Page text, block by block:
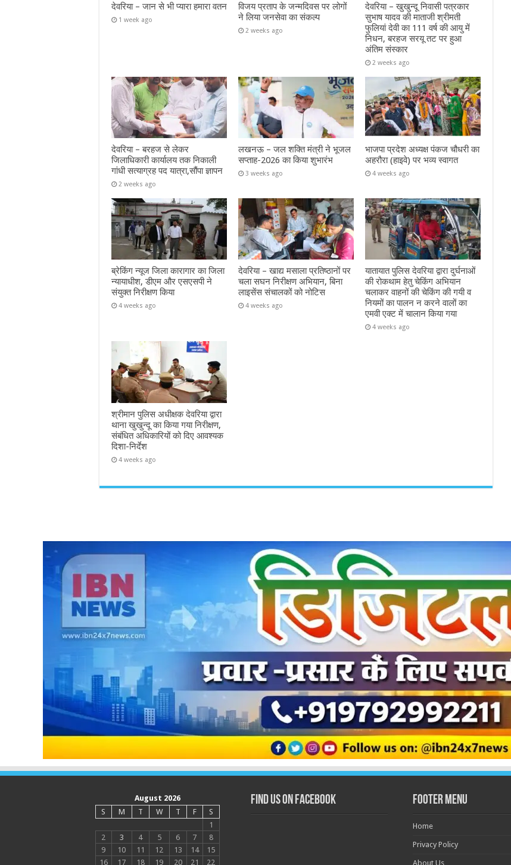
देवरिया – जान से भी प्यारा हमारा वतन
1 week ago
विजय प्रताप के जन्मदिवस पर लोगों
ने लिया जनसेवा का संकल्प
2 weeks ago
देवरिया – खुखुन्दू निवासी पत्रकार
सुभाष यादव की माताजी श्रीमती
फुलियां देवी का 111 वर्ष की आयु में
निधन, बरहज सरयू तट पर हुआ
अंतिम संस्कार
2 weeks ago
देवरिया – बरहज से लेकर
जिलाधिकारी कार्यालय तक निकाली
गांधी सत्याग्रह पद यात्रा,सौंपा ज्ञापन
2 weeks ago
लखनऊ – जल शक्ति मंत्री ने भूजल
सप्ताह-2026 का किया शुभारंभ
3 weeks ago
भाजपा प्रदेश अध्यक्ष पंकज चौधरी का
अहरौरा (हाइवे) पर भव्य स्वागत
4 weeks ago
ब्रेकिंग न्यूज जिला कारागार का जिला
न्यायाधीश, डीएम और एसएसपी ने
संयुक्त निरीक्षण किया
4 weeks ago
देवरिया – खाद्य मसाला प्रतिष्ठानों पर
चला सघन निरीक्षण अभियान, बिना
लाइसेंस संचालकों को नोटिस
4 weeks ago
यातायात पुलिस देवरिया द्वारा दुर्घनाओं
की रोकथाम हेतु चेकिंग अभियान
चलाकर वाहनों की चेकिंग की गयी व
नियमों का पालन न करने वालों का
एमवी एक्ट में चालान किया गया
4 weeks ago
श्रीमान पुलिस अधीक्षक देवरिया द्वारा
थाना खुखुन्दू का किया गया निरीक्षण,
संबंधित अधिकारियों को दिए आवश्यक
दिशा-निर्देश
4 weeks ago
August 2026
S
M T W T F
S
1
2
3 4 5 6 7
8
9
10 11 12 13 14
15
16
17 18 19 20 21 22
Find us on Facebook Footer Menu
Home
Privacy Policy
About Us